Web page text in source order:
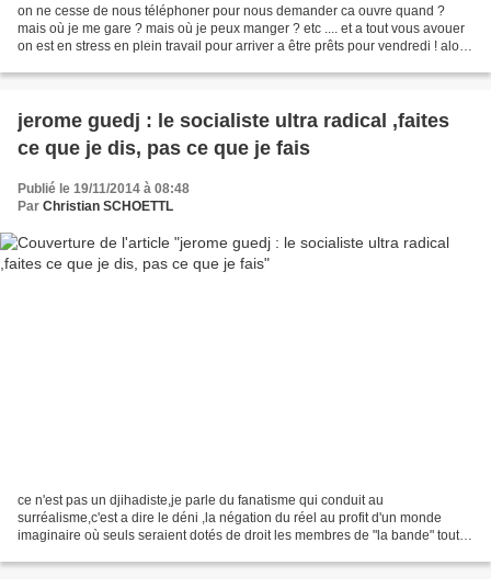
on ne cesse de nous téléphoner pour nous demander ca ouvre quand ?
mais où je me gare ? mais où je peux manger ? etc .... et a tout vous avouer
on est en stress en plein travail pour arriver a être prêts pour vendredi ! alors
jerome guedj : le socialiste ultra radical ,faites
ce que je dis, pas ce que je fais
Publié le 19/11/2014 à 08:48
Par Christian SCHOETTL
ce n'est pas un djihadiste,je parle du fanatisme qui conduit au
surréalisme,c'est a dire le déni ,la négation du réel au profit d'un monde
imaginaire où seuls seraient dotés de droit les membres de "la bande" toute